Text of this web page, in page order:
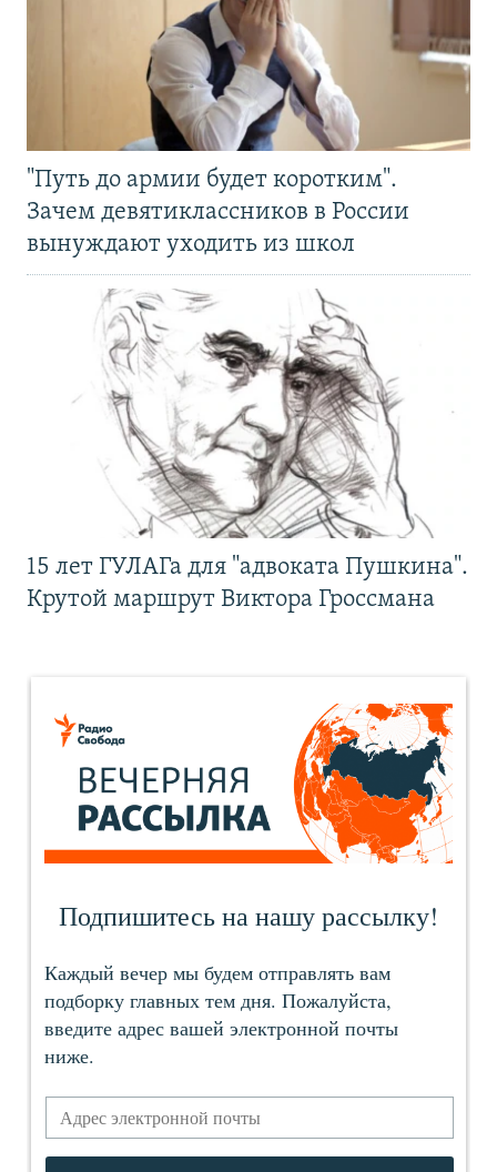
"Путь до армии будет коротким".
Зачем девятиклассников в России
вынуждают уходить из школ
15 лет ГУЛАГа для "адвоката Пушкина".
Крутой маршрут Виктора Гроссмана